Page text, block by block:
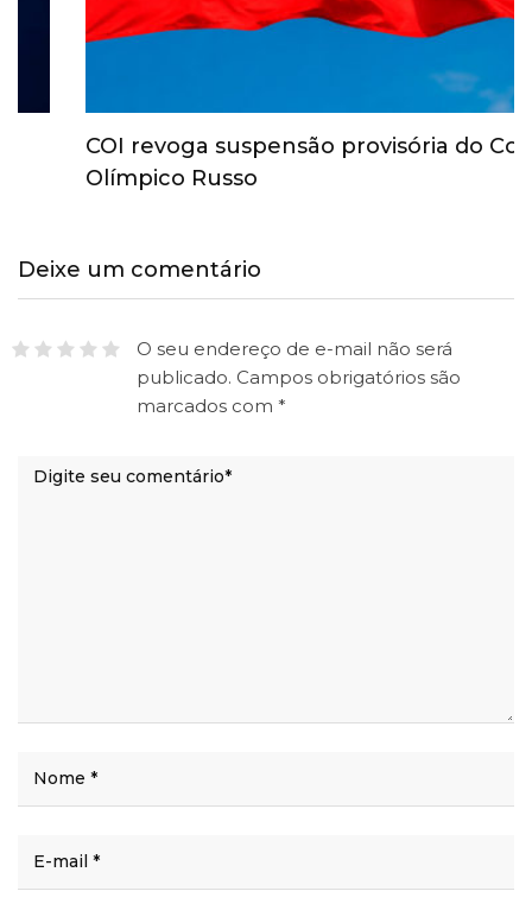
COI revoga suspensão provisória do Comitê
Olímpico Russo
Deixe um comentário
O seu endereço de e-mail não será
publicado. Campos obrigatórios são
marcados com *